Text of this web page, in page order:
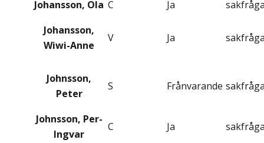
Johansson, Ola C Ja
Johansson,
Wiwi-Anne
V Ja
Johnsson,
Peter
S Frånvarande
Johnsson, Per-
Ingvar
C Ja